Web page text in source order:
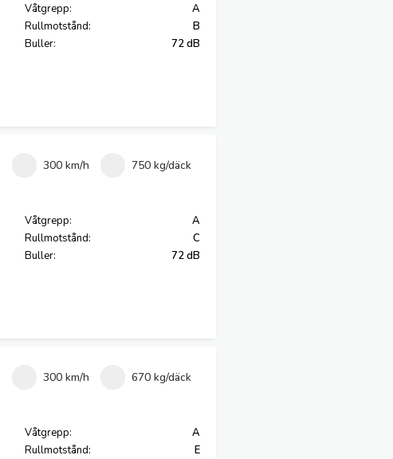
Våtgrepp:
A
Rullmotstånd:
B
Buller:
72 dB
300 km/h 750 kg/däck
Våtgrepp:
A
Rullmotstånd:
C
Buller:
72 dB
300 km/h 670 kg/däck
Våtgrepp:
A
Rullmotstånd:
E